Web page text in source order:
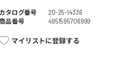
カタログ番号
20-25-14336
品番号
4951595706999
マイリストに登録する